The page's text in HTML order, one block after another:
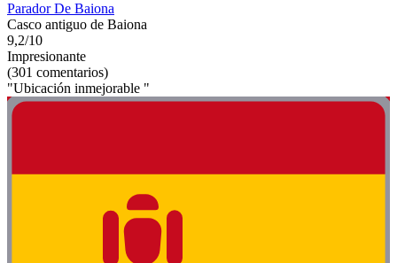
Parador De Baiona
Casco antiguo de Baiona
9,2/10
Impresionante
(301 comentarios)
"Ubicación inmejorable "